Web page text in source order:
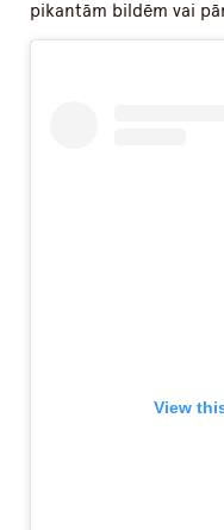
pikantām bildēm vai
View